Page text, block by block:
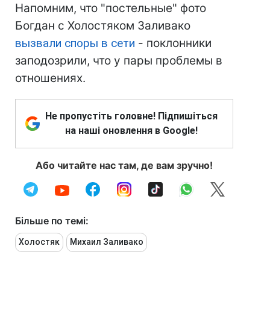
Напомним, что "постельные" фото
Богдан с Холостяком Заливако
вызвали споры в сети - поклонники
заподозрили, что у пары проблемы в
отношениях.
Не пропустіть головне! Підпишіться
на наші оновлення в Google!
Або читайте нас там, де вам зручно!
Більше по темі:
Холостяк Михаил Заливако